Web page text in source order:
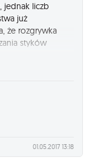
jednak liczb
już
że rozgrywka
styków
a piękna oprawa
między
mieszaniu
innym
działaniu
toczy się
01.05.2017 13:18